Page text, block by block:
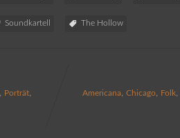
Soundkartell The Hollow
Porträt Americana ,Chicago Folk